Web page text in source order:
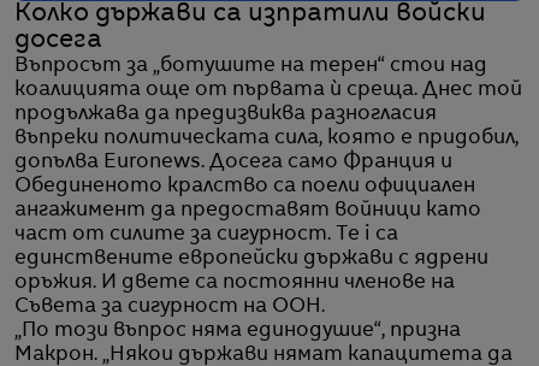
Колко държави са изпратили войски
досега
Въпросът за „ботушите на терен“ стои над
коалицията още от първата ѝ среща. Днес той
продължава да предизвиква разногласия
въпреки политическата сила, която е придобил,
допълва Euronews. Досега само Франция и
Обединеното кралство са поели официален
ангажимент да предоставят войници като
част от силите за сигурност. Te i са
единствените европейски държави с ядрени
оръжия. И двете са постоянни членове на
Съвета за сигурност на ООН.
„По този въпрос няма единодушие“, призна
Макрон. „Някои държави нямат капацитета да